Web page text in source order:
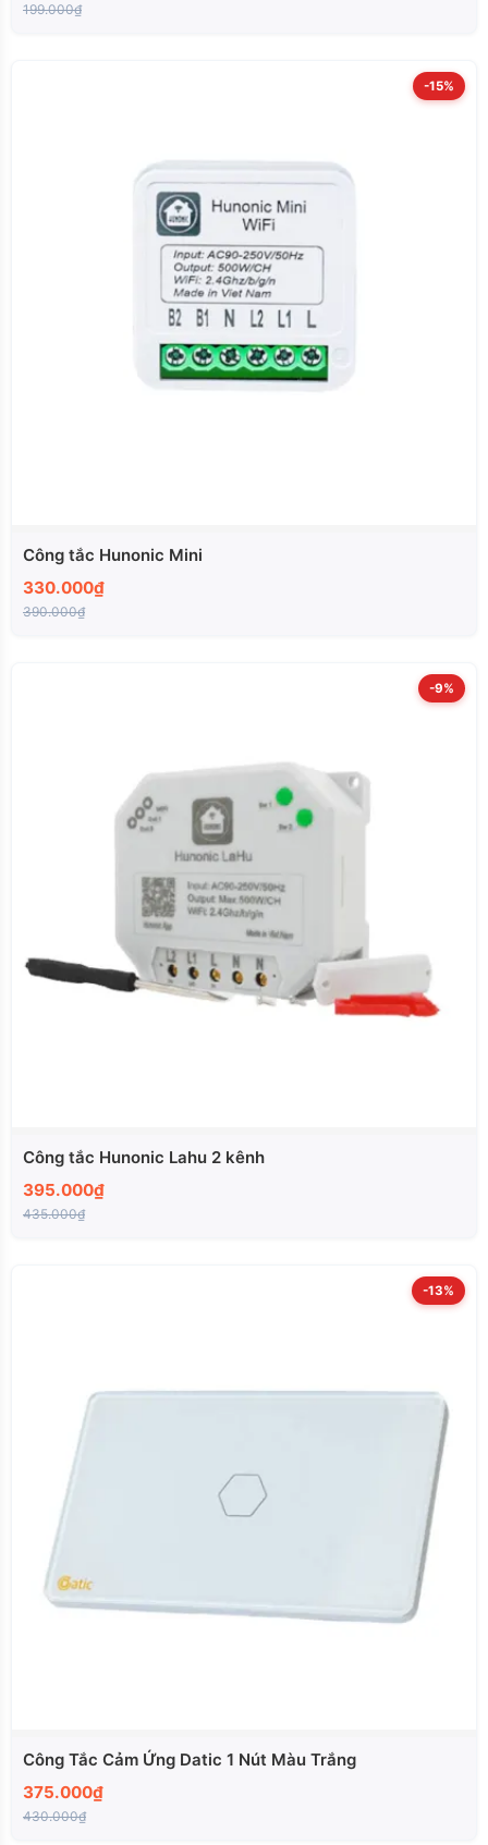
199.000₫
-15%
Công tắc Hunonic Mini
330.000₫
390.000₫
-9%
Công tắc Hunonic Lahu 2 kênh
395.000₫
435.000₫
-13%
Công Tắc Cảm Ứng Datic 1 Nút Màu Trắng
375.000₫
430.000₫